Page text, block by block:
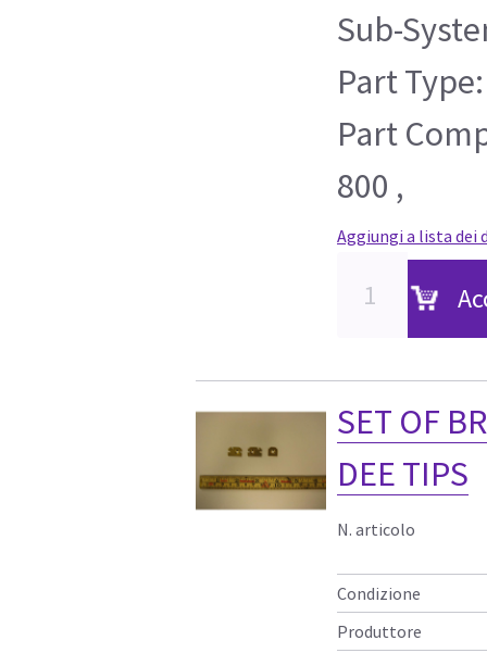
Sub-
Part
Part
800 ,
Aggiungi a lista dei
SET OF
DEE TIPS
N. articolo
Condizione
Produttore